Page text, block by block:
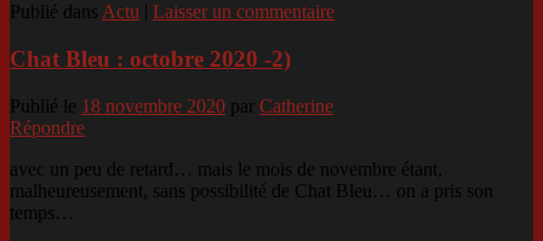
Publié dans Actu | Laisser un commentaire
Chat Bleu : octobre 2020 -2)
Publié le 18 novembre 2020 par Catherine
Répondre
avec un peu de retard… mais le mois de novembre étant,
malheureusement, sans possibilité de Chat Bleu… on a pris son
temps…